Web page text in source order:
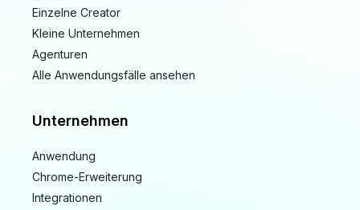
Einzelne Creator
Kleine Unternehmen
Agenturen
Alle Anwendungsfälle ansehen
Unternehmen
Anwendung
Chrome-Erweiterung
Integrationen